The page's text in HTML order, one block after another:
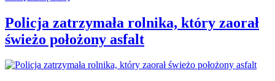
Policja zatrzymała rolnika, który zaorał
świeżo położony asfalt